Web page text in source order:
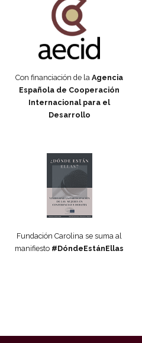
Con financiación de la Agencia
Española de Cooperación
Internacional para el
Desarrollo
Fundación Carolina se suma al
manifiesto #DóndeEstánEllas